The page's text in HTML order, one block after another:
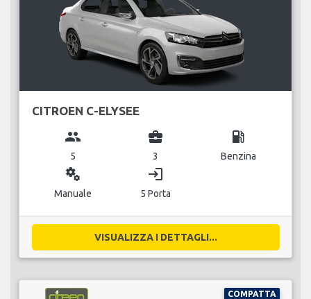
CITROEN C-ELYSEE
group
5
business_center
3
local_gas_station
Benzina
miscellaneous_services
Manuale
login
5 Porta
VISUALIZZA I DETTAGLI...
COMPATTA